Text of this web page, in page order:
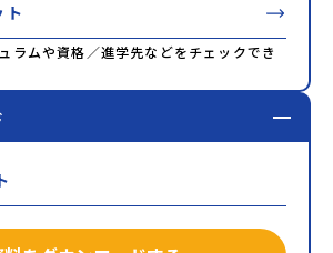
ラムや資格／進学先などをチェックでき